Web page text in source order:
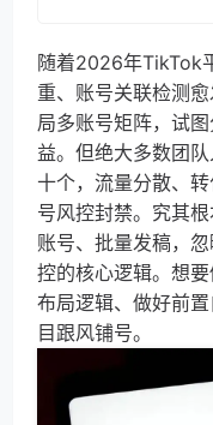
随着2026年TikTok
重、账号关联检测
局多账号矩阵，试
益。但绝大多数团
十个，流量分散、
号风控封禁。究其
账号、批量发稿，
控的核心逻辑。想
布局逻辑、做好前
目跟风铺号。